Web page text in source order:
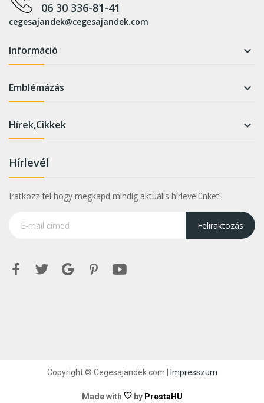
06 30 336-81-41
cegesajandek@cegesajandek.com
Információ 
Emblémázás 
Hírek,Cikkek 
Hírlevél
Iratkozz fel hogy megkapd mindig aktuális hírlevelünket!
Feliraktozás
Copyright © Cegesajandek.com | Impresszum
Made with by PrestaHU